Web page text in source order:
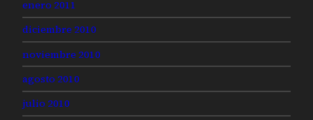
enero 2011
diciembre 2010
noviembre 2010
agosto 2010
julio 2010